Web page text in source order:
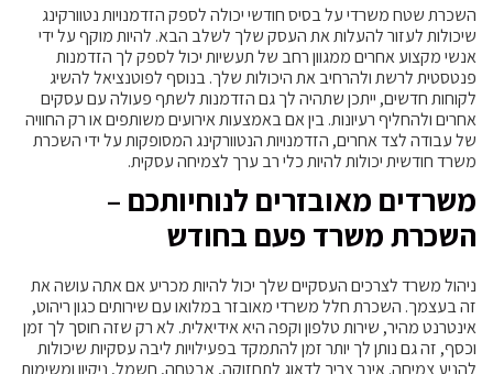
השכרת שטח משרדי על בסיס חודשי יכולה לספק הזדמנויות נטוורקינג
שיכולות לעזור להעלות את העסק שלך לשלב הבא. להיות מוקף על ידי
אנשי מקצוע אחרים ממגוון רחב של תעשיות יכול לספק לך הזדמנות
פנטסטית לרשת ולהרחיב את היכולות שלך. בנוסף לפוטנציאל להשיג
לקוחות חדשים, ייתכן שתהיה לך גם הזדמנות לשתף פעולה עם עסקים
אחרים ולהחליף רעיונות. בין אם באמצעות אירועים משותפים או רק החוויה
של עבודה לצד אחרים, הזדמנויות הנטוורקינג המסופקות על ידי השכרת
משרד חודשית יכולות להיות כלי רב ערך לצמיחה עסקית.
משרדים מאובזרים לנוחיותכם –
השכרת משרד פעם בחודש
ניהול משרד לצרכים העסקיים שלך יכול להיות מכריע אם אתה עושה את
זה בעצמך. השכרת חלל משרדי מאובזר במלואו עם שירותים כגון ריהוט,
אינטרנט מהיר, שירות טלפון וקפה היא אידיאלית. לא רק שזה חוסך לך זמן
וכסף, זה גם נותן לך יותר זמן להתמקד בפעילויות ליבה עסקיות שיכולות
להניע צמיחה. אינך צריך לדאוג לתחזוקה, אבטחה, חשמל, ניקיון ומשימות